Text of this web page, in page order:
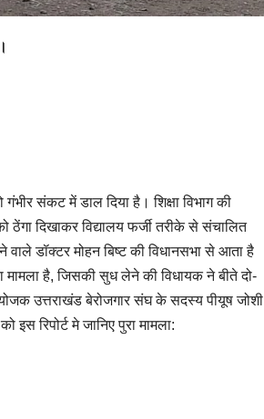
संकट में डाल दिया है। शिक्षा विभाग की
दिखाकर विद्यालय फर्जी तरीके से संचालित
वाले डॉक्टर मोहन बिष्ट की विधानसभा से आता है
है, जिसकी सुध लेने की विधायक ने बीते दो-
उत्तराखंड बेरोजगार संघ के सदस्य पीयूष जोशी
इस रिपोर्ट मे जानिए पुरा मामला: